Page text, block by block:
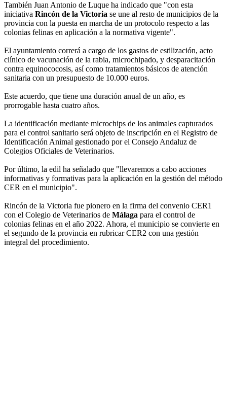
También Juan Antonio de Luque ha indicado que "con esta
iniciativa Rincón de la Victoria se une al resto de municipios de la
provincia con la puesta en marcha de un protocolo respecto a las
colonias felinas en aplicación a la normativa vigente".
El ayuntamiento correrá a cargo de los gastos de estilización, acto
clínico de vacunación de la rabia, microchipado, y desparacitación
contra equinococosis, así como tratamientos básicos de atención
sanitaria con un presupuesto de 10.000 euros.
Este acuerdo, que tiene una duración anual de un año, es
prorrogable hasta cuatro años.
La identificación mediante microchips de los animales capturados
para el control sanitario será objeto de inscripción en el Registro de
Identificación Animal gestionado por el Consejo Andaluz de
Colegios Oficiales de Veterinarios.
Por último, la edil ha señalado que "llevaremos a cabo acciones
informativas y formativas para la aplicación en la gestión del método
CER en el municipio".
Rincón de la Victoria fue pionero en la firma del convenio CER1
con el Colegio de Veterinarios de Málaga para el control de
colonias felinas en el año 2022. Ahora, el municipio se convierte en
el segundo de la provincia en rubricar CER2 con una gestión
integral del procedimiento.